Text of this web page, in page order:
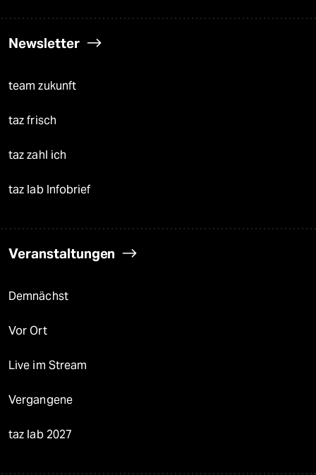
Newsletter
team zukunft
taz frisch
taz zahl ich
taz lab Infobrief
Veranstaltungen
Demnächst
Vor Ort
Live im Stream
Vergangene
taz lab 2027